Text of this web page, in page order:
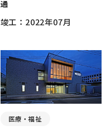
通
竣工：2022年07月
医療・福祉